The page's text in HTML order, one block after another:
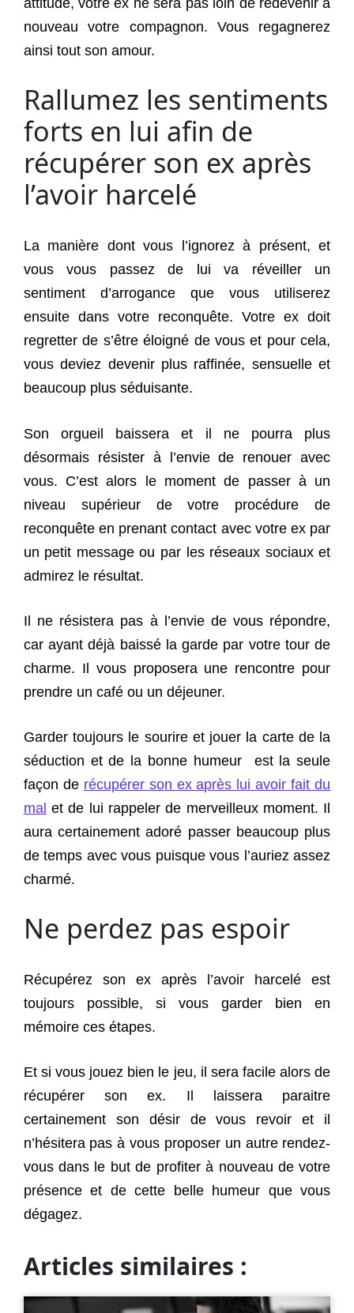
attitude, votre ex ne sera pas loin de redevenir à
nouveau votre compagnon. Vous regagnerez
ainsi tout son amour.
Rallumez les sentiments
forts en lui afin de
récupérer son ex après
l’avoir harcelé
La manière dont vous l’ignorez à présent, et
vous vous passez de lui va réveiller un
sentiment d’arrogance que vous utiliserez
ensuite dans votre reconquête. Votre ex doit
regretter de s’être éloigné de vous et pour cela,
vous deviez devenir plus raffinée, sensuelle et
beaucoup plus séduisante.
Son orgueil baissera et il ne pourra plus
désormais résister à l’envie de renouer avec
vous. C’est alors le moment de passer à un
niveau supérieur de votre procédure de
reconquête en prenant contact avec votre ex par
un petit message ou par les réseaux sociaux et
admirez le résultat.
Il ne résistera pas à l’envie de vous répondre,
car ayant déjà baissé la garde par votre tour de
charme. Il vous proposera une rencontre pour
prendre un café ou un déjeuner.
Garder toujours le sourire et jouer la carte de la
séduction et de la bonne humeur est la seule
façon de récupérer son ex après lui avoir fait du
mal et de lui rappeler de merveilleux moment. Il
aura certainement adoré passer beaucoup plus
de temps avec vous puisque vous l’auriez assez
charmé.
Ne perdez pas espoir
Récupérez son ex après l’avoir harcelé est
toujours possible, si vous garder bien en
mémoire ces étapes.
Et si vous jouez bien le jeu, il sera facile alors de
récupérer son ex. Il laissera paraitre
certainement son désir de vous revoir et il
n’hésitera pas à vous proposer un autre rendez-
vous dans le but de profiter à nouveau de votre
présence et de cette belle humeur que vous
dégagez.
Articles similaires :